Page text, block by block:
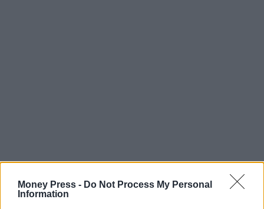
Money Press - Do Not Process My Personal
Information